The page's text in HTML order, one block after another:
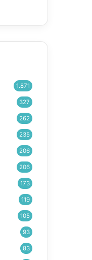
1.871
327
262
235
206
206
173
119
105
93
83